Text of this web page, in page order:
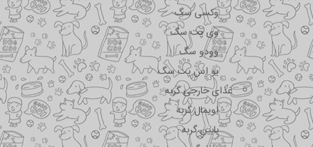
وکسی سگ
وی پت سگ
وودو سگ
یو اس پت سگ
غذای خارجی گربه
اویمال گربه
بابین گربه